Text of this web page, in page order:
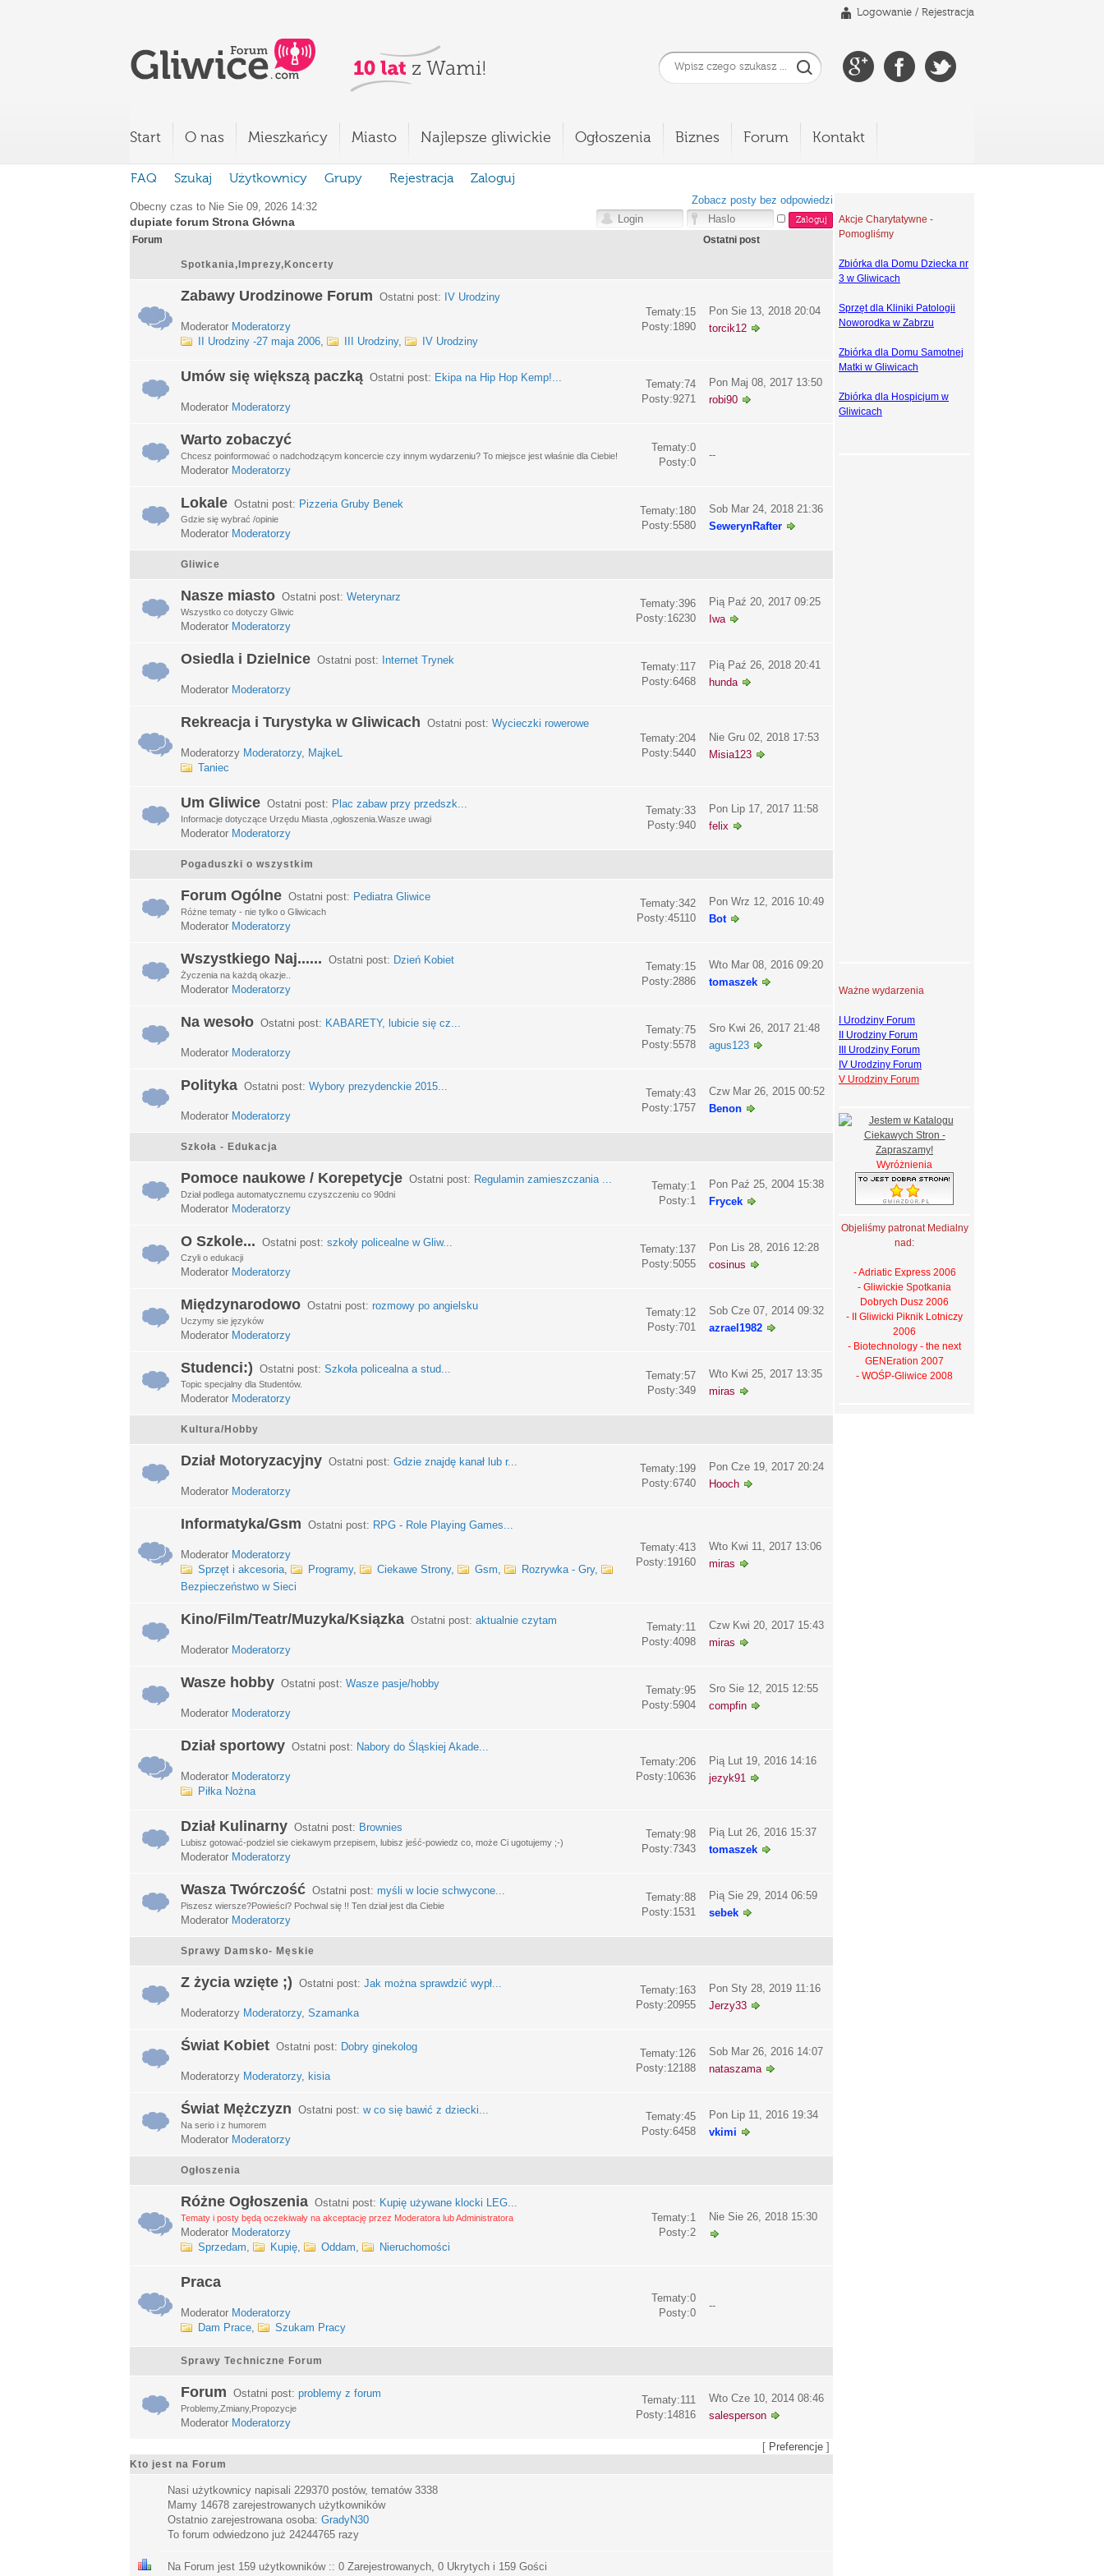
Logowanie / Rejestracja
Start O nas Mieszkańcy Miasto Najlepsze gliwickie Ogłoszenia Biznes Forum Kontakt
FAQ Szukaj Użytkownicy Grupy Rejestracja Zaloguj
Obecny czas to Nie Sie 09, 2026 14:32
dupiate forum Strona Główna
Zobacz posty bez odpowiedzi
Forum Ostatni post
Spotkania,Imprezy,Koncerty
Zabawy Urodzinowe Forum Ostatni post: IV Urodziny
Moderator Moderatorzy
II Urodziny -27 maja 2006, III Urodziny, IV Urodziny
Tematy:15
Posty:1890
Pon Sie 13, 2018 20:04
torcik12
Umów się większą paczką Ostatni post: Ekipa na Hip Hop Kemp!...
Moderator Moderatorzy
Tematy:74
Posty:9271
Pon Maj 08, 2017 13:50
robi90
Warto zobaczyć
Chcesz poinformować o nadchodzącym koncercie czy innym wydarzeniu? To miejsce jest właśnie dla Ciebie!
Moderator Moderatorzy
Tematy:0
Posty:0
--
Lokale Ostatni post: Pizzeria Gruby Benek
Gdzie się wybrać /opinie
Moderator Moderatorzy
Tematy:180
Posty:5580
Sob Mar 24, 2018 21:36
SewerynRafter
Gliwice
Nasze miasto Ostatni post: Weterynarz
Wszystko co dotyczy Gliwic
Moderator Moderatorzy
Tematy:396
Posty:16230
Pią Paź 20, 2017 09:25
Iwa
Osiedla i Dzielnice Ostatni post: Internet Trynek
Moderator Moderatorzy
Tematy:117
Posty:6468
Pią Paź 26, 2018 20:41
hunda
Rekreacja i Turystyka w Gliwicach Ostatni post: Wycieczki rowerowe
Moderatorzy Moderatorzy, MajkeL
Taniec
Tematy:204
Posty:5440
Nie Gru 02, 2018 17:53
Misia123
Um Gliwice Ostatni post: Plac zabaw przy przedszk...
Informacje dotyczące Urzędu Miasta ,ogłoszenia.Wasze uwagi
Moderator Moderatorzy
Tematy:33
Posty:940
Pon Lip 17, 2017 11:58
felix
Pogaduszki o wszystkim
Forum Ogólne Ostatni post: Pediatra Gliwice
Różne tematy - nie tylko o Gliwicach
Moderator Moderatorzy
Tematy:342
Posty:45110
Pon Wrz 12, 2016 10:49
Bot
Wszystkiego Naj...... Ostatni post: Dzień Kobiet
Życzenia na każdą okazje..
Moderator Moderatorzy
Tematy:15
Posty:2886
Wto Mar 08, 2016 09:20
tomaszek
Na wesoło Ostatni post: KABARETY, lubicie się cz...
Moderator Moderatorzy
Tematy:75
Posty:5578
Sro Kwi 26, 2017 21:48
agus123
Polityka Ostatni post: Wybory prezydenckie 2015...
Moderator Moderatorzy
Tematy:43
Posty:1757
Czw Mar 26, 2015 00:52
Benon
Szkoła - Edukacja
Pomoce naukowe / Korepetycje Ostatni post: Regulamin zamieszczania ...
Dział podlega automatycznemu czyszczeniu co 90dni
Moderator Moderatorzy
Tematy:1
Posty:1
Pon Paź 25, 2004 15:38
Frycek
O Szkole... Ostatni post: szkoły policealne w Gliw...
Czyli o edukacji
Moderator Moderatorzy
Tematy:137
Posty:5055
Pon Lis 28, 2016 12:28
cosinus
Międzynarodowo Ostatni post: rozmowy po angielsku
Uczymy sie języków
Moderator Moderatorzy
Tematy:12
Posty:701
Sob Cze 07, 2014 09:32
azrael1982
Studenci:) Ostatni post: Szkoła policealna a stud...
Topic specjalny dla Studentów.
Moderator Moderatorzy
Tematy:57
Posty:349
Wto Kwi 25, 2017 13:35
miras
Kultura/Hobby
Dział Motoryzacyjny Ostatni post: Gdzie znajdę kanał lub r...
Moderator Moderatorzy
Tematy:199
Posty:6740
Pon Cze 19, 2017 20:24
Hooch
Informatyka/Gsm Ostatni post: RPG - Role Playing Games...
Moderator Moderatorzy
Sprzęt i akcesoria, Programy, Ciekawe Strony, Gsm, Rozrywka - Gry,
Bezpieczeństwo w Sieci
Tematy:413
Posty:19160
Wto Kwi 11, 2017 13:06
miras
Kino/Film/Teatr/Muzyka/Ksiązka Ostatni post: aktualnie czytam
Moderator Moderatorzy
Tematy:11
Posty:4098
Czw Kwi 20, 2017 15:43
miras
Wasze hobby Ostatni post: Wasze pasje/hobby
Moderator Moderatorzy
Tematy:95
Posty:5904
Sro Sie 12, 2015 12:55
compfin
Dział sportowy Ostatni post: Nabory do Śląskiej Akade...
Moderator Moderatorzy
Piłka Nożna
Tematy:206
Posty:10636
Pią Lut 19, 2016 14:16
jezyk91
Dział Kulinarny Ostatni post: Brownies
Lubisz gotować-podziel sie ciekawym przepisem, lubisz jeść-powiedz co, może Ci ugotujemy ;-)
Moderator Moderatorzy
Tematy:98
Posty:7343
Pią Lut 26, 2016 15:37
tomaszek
Wasza Twórczość Ostatni post: myśli w locie schwycone...
Piszesz wiersze?Powieści? Pochwal się !! Ten dział jest dla Ciebie
Moderator Moderatorzy
Tematy:88
Posty:1531
Pią Sie 29, 2014 06:59
sebek
Sprawy Damsko- Męskie
Z życia wzięte ;) Ostatni post: Jak można sprawdzić wypł...
Moderatorzy Moderatorzy, Szamanka
Tematy:163
Posty:20955
Pon Sty 28, 2019 11:16
Jerzy33
Świat Kobiet Ostatni post: Dobry ginekolog
Moderatorzy Moderatorzy, kisia
Tematy:126
Posty:12188
Sob Mar 26, 2016 14:07
nataszama
Świat Mężczyzn Ostatni post: w co się bawić z dziecki...
Na serio i z humorem
Moderator Moderatorzy
Tematy:45
Posty:6458
Pon Lip 11, 2016 19:34
vkimi
Ogłoszenia
Różne Ogłoszenia Ostatni post: Kupię używane klocki LEG...
Tematy i posty będą oczekiwały na akceptację przez Moderatora lub Administratora
Moderator Moderatorzy
Sprzedam, Kupię, Oddam, Nieruchomości
Tematy:1
Posty:2
Nie Sie 26, 2018 15:30
Praca
Moderator Moderatorzy
Dam Prace, Szukam Pracy
Tematy:0
Posty:0
--
Sprawy Techniczne Forum
Forum Ostatni post: problemy z forum
Problemy,Zmiany,Propozycje
Moderator Moderatorzy
Tematy:111
Posty:14816
Wto Cze 10, 2014 08:46
salesperson
[ Preferencje ]
Kto jest na Forum
Nasi użytkownicy napisali 229370 postów, tematów 3338
Mamy 14678 zarejestrowanych użytkowników
Ostatnio zarejestrowana osoba: GradyN30
To forum odwiedzono już 24244765 razy
Na Forum jest 159 użytkowników :: 0 Zarejestrowanych, 0 Ukrytych i 159 Gości
Akcje Charytatywne -
Pomogliśmy
Zbiórka dla Domu Dziecka nr
3 w Gliwicach
Sprzęt dla Kliniki Patologii
Noworodka w Zabrzu
Zbiórka dla Domu Samotnej
Matki w Gliwicach
Zbiórka dla Hospicjum w
Gliwicach
Ważne wydarzenia
I Urodziny Forum
II Urodziny Forum
III Urodziny Forum
IV Urodziny Forum
V Urodziny Forum
Wyróżnienia
Objeliśmy patronat Medialny
nad:
- Adriatic Express 2006
- Gliwickie Spotkania
Dobrych Dusz 2006
- II Gliwicki Piknik Lotniczy
2006
- Biotechnology - the next
GENEration 2007
- WOŚP-Gliwice 2008